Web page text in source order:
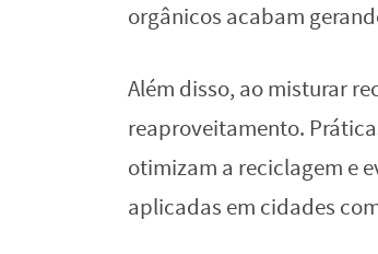
orgânicos acabam
Além disso, ao misturar
reaproveitamento.
otimizam a reciclagem e
aplicadas em cidades